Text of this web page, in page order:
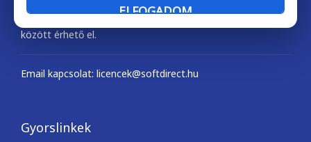
Telefonos ügyfélszolgálatunk munkanapokon 9-17 óra
között érhető el.
Email kapcsolat: licencek@softdirect.hu
Gyorslinkek
ELFOGADOM